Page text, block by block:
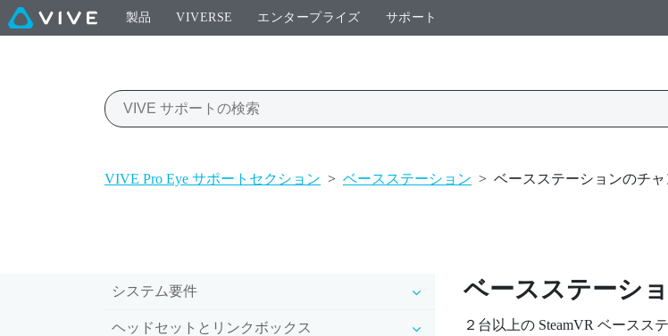
製品 VIVERSE エンタープライズ サポート
VIVE Pro Eye サポートセクション > ベースステーション > ベースステーションのチ
システム要件
ヘッドセットとリンクボックス
ベースステーシ
２台以上の SteamVR ベースス